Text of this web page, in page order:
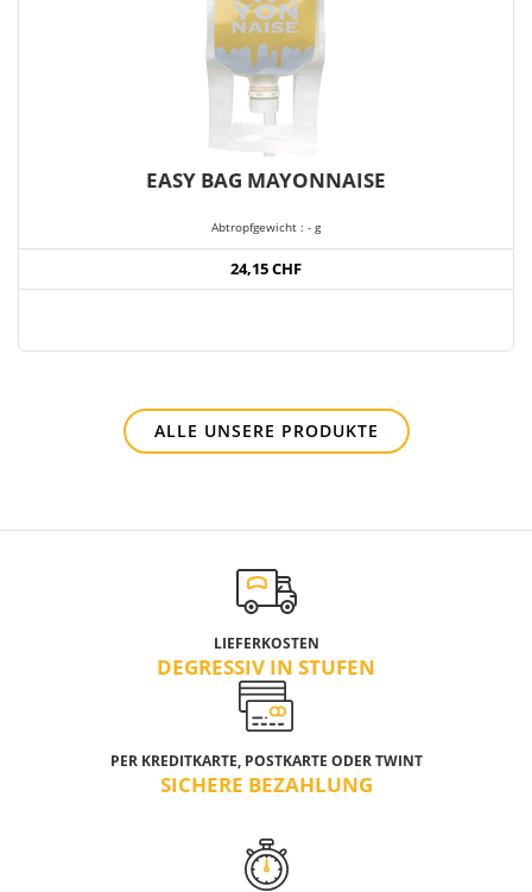
EASY BAG MAYONNAISE
Abtropfgewicht : - g
24,15 CHF
ALLE UNSERE PRODUKTE
LIEFERKOSTEN
DEGRESSIV IN STUFEN
PER KREDITKARTE, POSTKARTE ODER TWINT
SICHERE BEZAHLUNG